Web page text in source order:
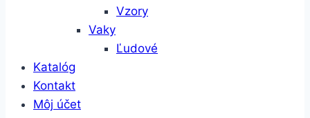
Vzory
Vaky
Ľudové
Katalóg
Kontakt
Môj účet